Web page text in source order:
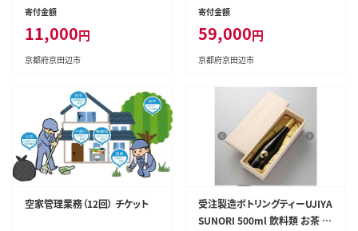
寄付金額
11,000円
京都府京田辺市
寄付金額
59,000円
京都府京田辺市
空家管理業務（12回） チケット
受注製造ボトリングティーUJIYA
SUNORI 500ml 飲料類 お茶 加